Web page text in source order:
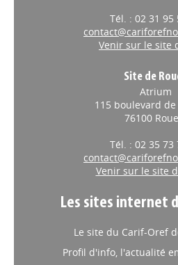
Tél. : 02 31 95
Venir sur le site
Site de
Atrium
115 boulevard
76100
Tél. : 02 35 73
Venir sur le site
Les sites internet
Le site du Carif-Oref
Profil d'info, l'actualité